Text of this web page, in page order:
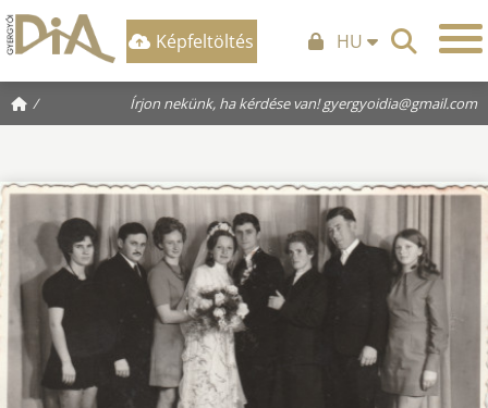
Képfeltöltés HU
/ Írjon nekünk, ha kérdése van!gyergyoidia@gmail.com